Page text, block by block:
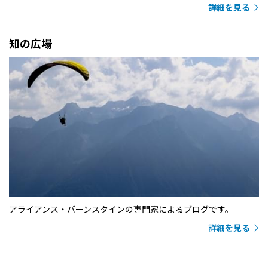
詳細を見る
知の広場
アライアンス・バーンスタインの専門家によるブログです。
詳細を見る